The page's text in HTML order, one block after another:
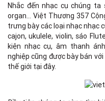
Nhắc đến nhạc cụ chúng ta
organ… Việt Thương 357
trưng bày các loại nhạc nhạc
cajon, ukulele, violin, sáo
kiện nhạc cụ, âm thanh
nghiệp cũng được bày bán
thế giới tại đây.